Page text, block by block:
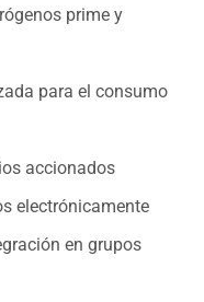
prime y
para el consumo
accionados
electrónicamente
en grupos